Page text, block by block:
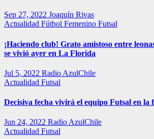
Sep 27, 2022 Joaquín Rivas
Actualidad Fútbol Femenino Futsal
¡Haciendo club! Grato amistoso entre
se vivió ayer en La Florida
Jul 5, 2022 Radio AzulChile
Actualidad Futsal
Decisiva fecha vivirá el equipo Futsal en la
Jun 24, 2022 Radio AzulChile
Actualidad Futsal